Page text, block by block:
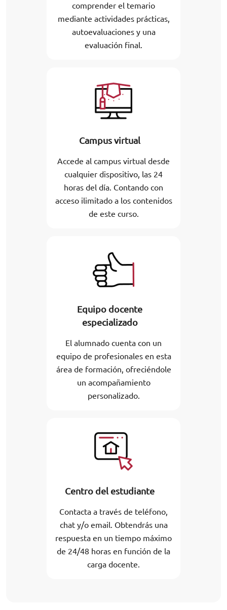
comprender el temario
mediante actividades prácticas,
autoevaluaciones y una
evaluación final.
Campus virtual
Accede al campus virtual desde
cualquier dispositivo, las 24
horas del día. Contando con
acceso ilimitado a los contenidos
de este curso.
Equipo docente
especializado
El alumnado cuenta con un
equipo de profesionales en esta
área de formación, ofreciéndole
un acompañamiento
personalizado.
Centro del estudiante
Contacta a través de teléfono,
chat y/o email. Obtendrás una
respuesta en un tiempo máximo
de 24/48 horas en función de la
carga docente.